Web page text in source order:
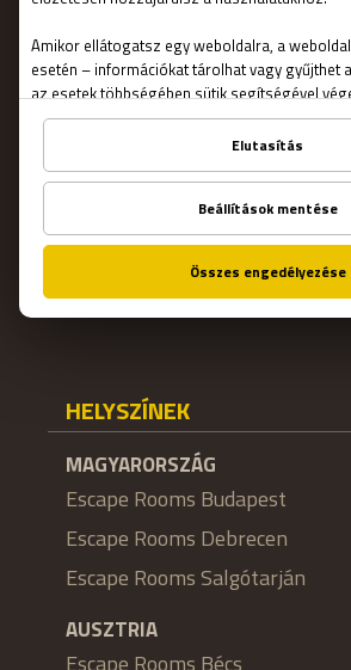
Adatvédelmi nyilatkozat
Rólunk
GYIK
Állás
Online Escape Rooms
Süti beállítások
HELYSZÍNEK
MAGYARORSZÁG
Escape Rooms Budapest
Escape Rooms Debrecen
Escape Rooms Salgótarján
AUSZTRIA
Escape Rooms Bécs